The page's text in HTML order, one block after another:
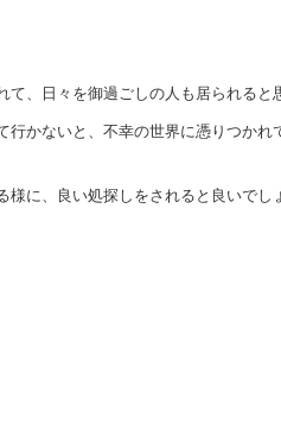
、日々を御過ごしの人も居られると
行かないと、不幸の世界に憑りつかれ
に、良い処探しをされると良いでし